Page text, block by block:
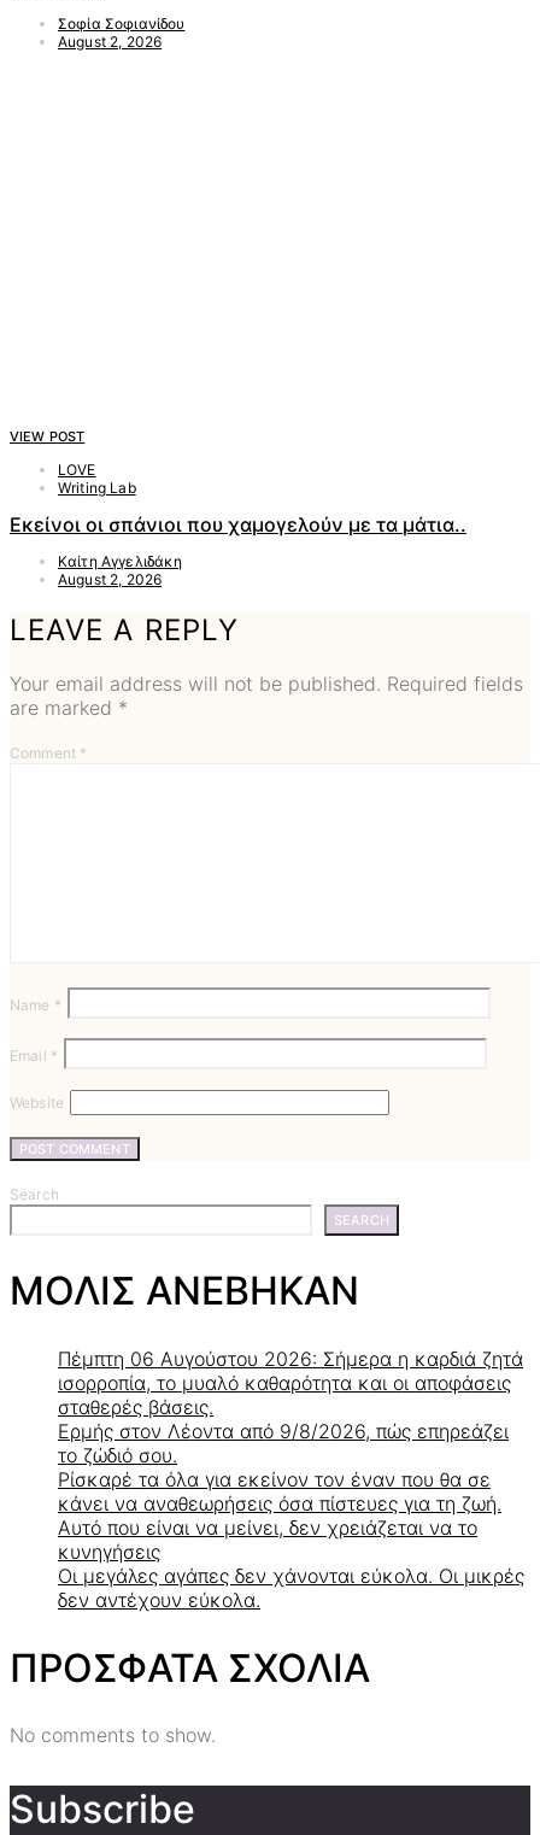
Σοφία Σοφιανίδου
August 2, 2026
VIEW POST
LOVE
Writing Lab
Εκείνοι οι σπάνιοι που χαμογελούν με τα μάτια..
Καίτη Αγγελιδάκη
August 2, 2026
LEAVE A REPLY
Your email address will not be published. Required fields
are marked *
Comment *
Name *
Email *
Website
Search
SEARCH
ΜΟΛΙΣ ΑΝΕΒΗΚΑΝ
Πέμπτη 06 Αυγούστου 2026: Σήμερα η καρδιά ζητά
ισορροπία, το μυαλό καθαρότητα και οι αποφάσεις
σταθερές βάσεις.
Ερμής στον Λέοντα από 9/8/2026, πώς επηρεάζει
το ζώδιό σου.
Ρίσκαρέ τα όλα για εκείνον τον έναν που θα σε
κάνει να αναθεωρήσεις όσα πίστευες για τη ζωή.
Αυτό που είναι να μείνει, δεν χρειάζεται να το
κυνηγήσεις
Οι μεγάλες αγάπες δεν χάνονται εύκολα. Οι μικρές
δεν αντέχουν εύκολα.
ΠΡΟΣΦΑΤΑ ΣΧΟΛΙΑ
No comments to show.
Subscribe